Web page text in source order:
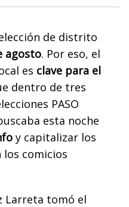
de distrito
agosto. Por eso, el
es clave para el
dentro de tres
PASO
esta noche
y capitalizar los
los comicios
Larreta tomó el